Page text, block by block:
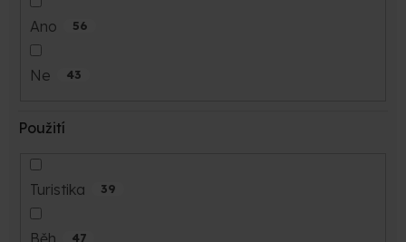
Ano 56
Ne 43
Použití
Turistika 39
Běh 47